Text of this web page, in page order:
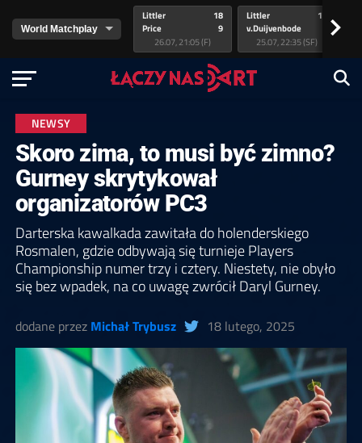
Littler
Price
18
9
26.07, 21:05 (F)
Littler
v.Duijvenbode
17
25.07, 22:35 (SF)
>
NEWSY
Skoro zima, to musi być zimno?
Gurney skrytykował
organizatorów PC3
Darterska kawalkada zawitała do holenderskiego
Rosmalen, gdzie odbywają się turnieje Players
Championship numer trzy i cztery. Niestety, nie obyło
się bez wpadek, na co uwagę zwrócił Daryl Gurney.
dodane przez Michał Trybusz 18 lutego, 2025